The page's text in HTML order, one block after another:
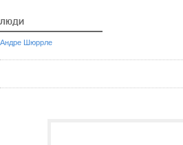
ЛЮДИ
Андре Шюррле